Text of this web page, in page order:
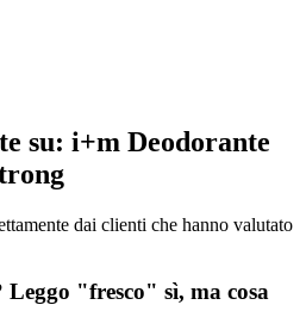
su: i+m Deodorante
dai clienti che hanno valutato
"fresco" sì, ma cosa